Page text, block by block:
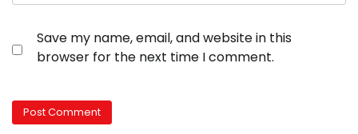
Save my name, email, and website in this
browser for the next time I comment.